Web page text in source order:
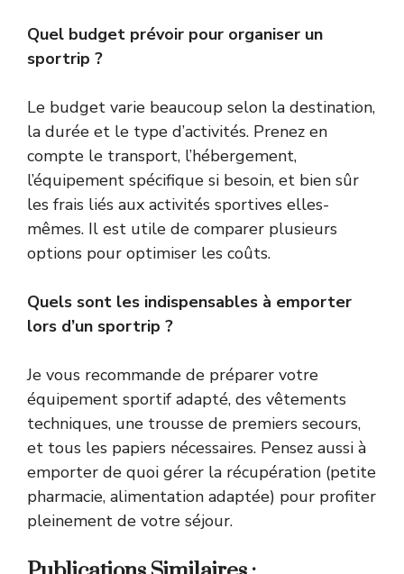
Quel budget prévoir pour organiser un
sportrip ?
Le budget varie beaucoup selon la destination,
la durée et le type d’activités. Prenez en
compte le transport, l’hébergement,
l’équipement spécifique si besoin, et bien sûr
les frais liés aux activités sportives elles-
mêmes. Il est utile de comparer plusieurs
options pour optimiser les coûts.
Quels sont les indispensables à emporter
lors d’un sportrip ?
Je vous recommande de préparer votre
équipement sportif adapté, des vêtements
techniques, une trousse de premiers secours,
et tous les papiers nécessaires. Pensez aussi à
emporter de quoi gérer la récupération (petite
pharmacie, alimentation adaptée) pour profiter
pleinement de votre séjour.